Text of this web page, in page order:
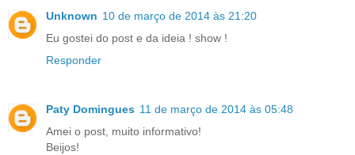
Unknown 10 de março de 2014 às 21:20
Eu gostei do post e da ideia ! show !
Responder
Paty Domingues 11 de março de 2014 às 05:48
Amei o post, muito informativo!
Beijos!